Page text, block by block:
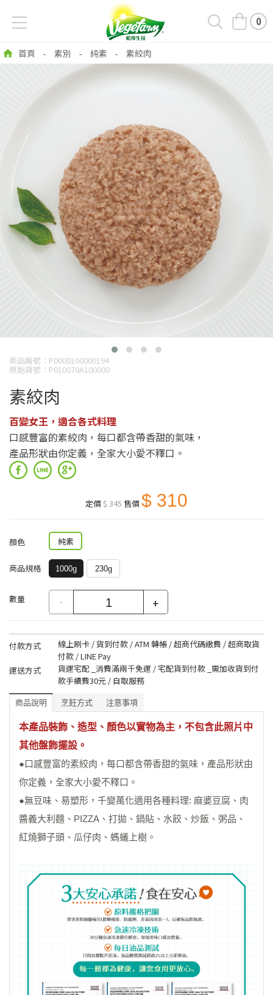
0
首頁 - 素別 - 純素 - 素絞肉
商品編號：P0000100000194
原始貨號：P010070A100000
素絞肉
百變女王，適合各式料理
口感豐富的素絞肉，每口都含帶香甜的氣味，
產品形狀由你定義，全家大小愛不釋口。
定價$ 345 售價$ 310
顏色 純素
商品規格 1000g 230g
數量 - +
付款方式
線上刷卡 / 貨到付款 / ATM 轉帳 / 超商代碼繳費 / 超商取貨
付款 / LINE Pay
運送方式
貨運宅配 _消費滿兩千免運 / 宅配貨到付款 _需加收貨到付
款手續費30元 / 自取服務
商品說明 烹飪方式 注意事項
本產品裝飾、造型、顏色以實物為主，不包含此照片中
其他盤飾擺設。
●口感豐富的素絞肉，每口都含帶香甜的氣味，產品形狀由
你定義，全家大小愛不釋口。
●無豆味、易塑形，千變萬化適用各種料理: 麻婆豆腐、肉
醬義大利麵、PIZZA、打拋、鍋貼、水餃、炒飯、粥品、
紅燒獅子頭、瓜仔肉、螞蟻上樹。